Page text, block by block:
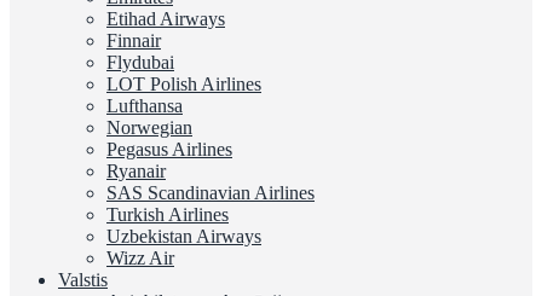
Etihad Airways
Finnair
Flydubai
LOT Polish Airlines
Lufthansa
Norwegian
Pegasus Airlines
Ryanair
SAS Scandinavian Airlines
Turkish Airlines
Uzbekistan Airways
Wizz Air
Valstis